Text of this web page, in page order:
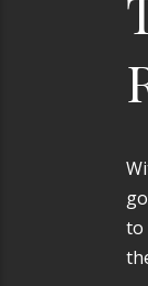
to